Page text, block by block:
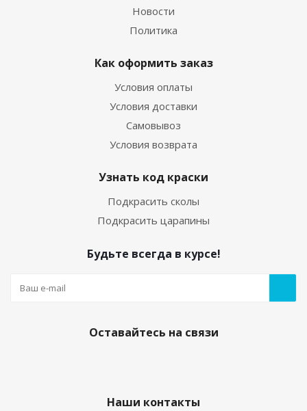
Новости
Политика
Как оформить заказ
Условия оплаты
Условия доставки
Самовывоз
Условия возврата
Узнать код краски
Подкрасить сколы
Подкрасить царапины
Будьте всегда в курсе!
Оставайтесь на связи
Наши контакты